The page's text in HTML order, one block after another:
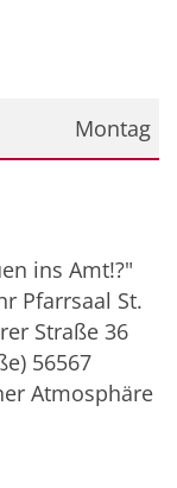
Montag
ins Amt!?"
Pfarrsaal St.
Straße 36
56567
Atmosphäre